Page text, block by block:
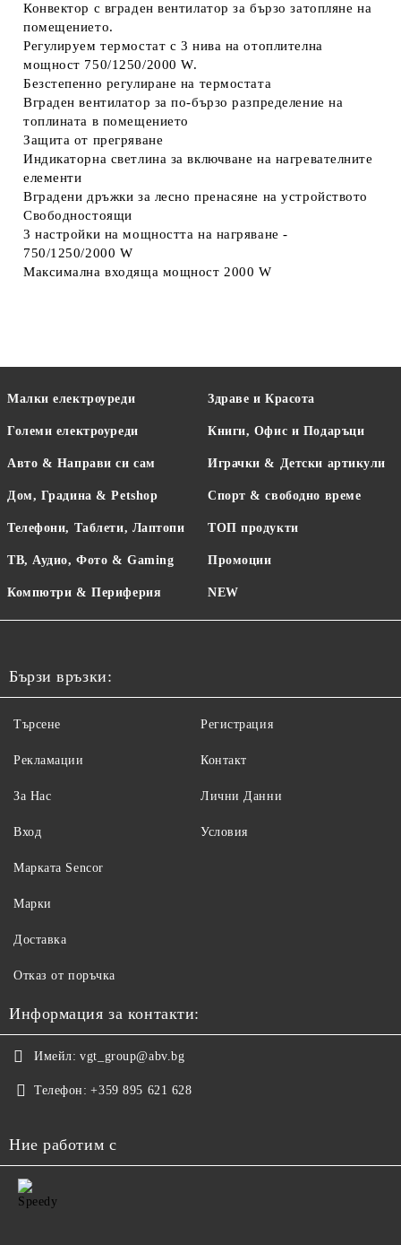
Конвектор с вграден вентилатор за бързо затопляне на
помещението.
Регулируем термостат с 3 нива на отоплителна
мощност 750/1250/2000 W.
Безстепенно регулиране на термостата
Вграден вентилатор за по-бързо разпределение на
топлината в помещението
Защита от прегряване
Индикаторна светлина за включване на нагревателните
елементи
Вградени дръжки за лесно пренасяне на устройството
Свободностоящи
3 настройки на мощността на нагряване -
750/1250/2000 W
Максимална входяща мощност 2000 W
Малки електроуреди
Големи електроуреди
Авто & Направи си сам
Дом, Градина & Petshop
Телефони, Таблети, Лаптопи
ТВ, Аудио, Фото & Gaming
Компютри & Периферия
Здраве и Красота
Книги, Офис и Подаръци
Играчки & Детски артикули
Спорт & свободно време
ТОП продукти
Промоции
NEW
Бързи връзки:
Търсене
Рекламации
За Нас
Вход
Регистрация
Контакт
Лични Данни
Условия
Maрката Sencor
Марки
Доставка
Отказ от поръчка
Информация за контакти:
Имейл: vgt_group@abv.bg
Телефон: +359 895 621 628
Ние работим с